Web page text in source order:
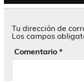
Tu dirección de
Los campos
Comentario *